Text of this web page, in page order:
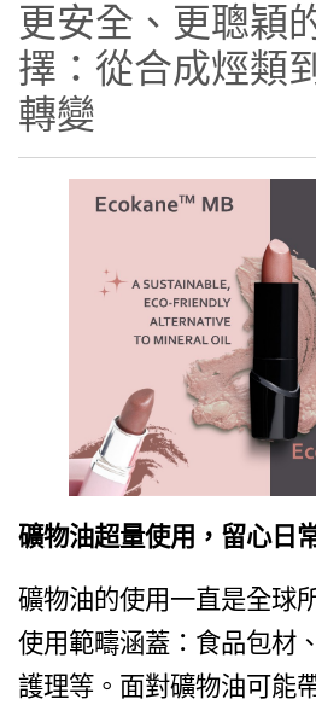
更安全、更聰穎
擇：從合成烴類
轉變
礦物油超量使用，留心日
礦物油的使用一直是全球
使用範疇涵蓋：食品包材
護理等。面對礦物油可能